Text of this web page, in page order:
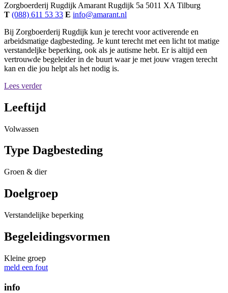
Zorgboerderij Rugdijk Amarant Rugdijk 5a 5011 XA Tilburg
T (088) 611 53 33 E info@amarant.nl
Bij Zorgboerderij Rugdijk kun je terecht voor activerende en
arbeidsmatige dagbesteding. Je kunt terecht met een licht tot matige
verstandeljke beperking, ook als je autisme hebt. Er is altijd een
vertrouwde begeleider in de buurt waar je met jouw vragen terecht
kan en die jou helpt als het nodig is.
Lees verder
Leeftijd
Volwassen
Type Dagbesteding
Groen & dier
Doelgroep
Verstandelijke beperking
Begeleidingsvormen
Kleine groep
meld een fout
info